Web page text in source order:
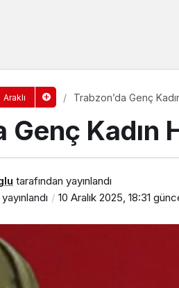
Araklı Trabzon’da Genç
Genç Kadın
tarafından yayınlandı
yayınlandı 10 Aralık 2025, 18:31